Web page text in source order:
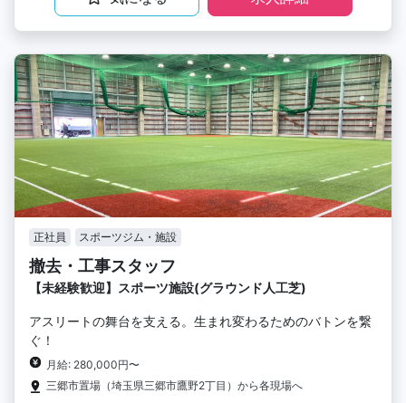
正社員 スポーツジム・施設
撤去・工事スタッフ
【未経験歓迎】スポーツ施設(グラウンド人工芝)
アスリートの舞台を支える。生まれ変わるためのバトンを繋
ぐ！
月給: 280,000円〜
三郷市置場（埼玉県三郷市鷹野2丁目）から各現場へ